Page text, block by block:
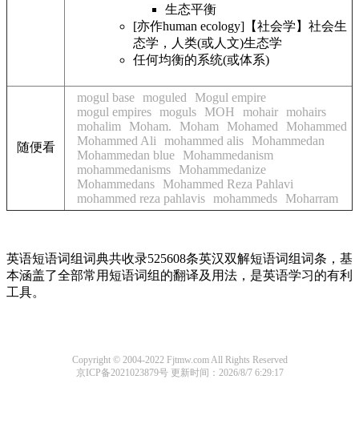
生态平衡
[亦作human ecology]【社会学】社会生
态学，人类(或人文)生态学
任何均衡的系统(或体系)
随便看
mogul base moguled
Mogul empire
mogul empires moguls MOH mohair mohairs
mohalim
Moham. Moham Mohamed
Mohammed
Mohammed Ali
mohammed alis
Mohammedan
Mohammedan blue
Mohammedanism
mohammedanisms
Mohammedanize
Mohammedans
Mohammed Reza Pahlavi
mohammed reza pahlavis mohammeds Moharram
英语短语词组词典共收录525608条英汉双解短语词组词条，基
本涵盖了全部常用短语词组的翻译及用法，是英语学习的有利
工具。
Copyright © 2004-2022 Fjtmw.com All Rights Reserved
京ICP备2021023879号 更新时间：2026/8/7 6:29:17